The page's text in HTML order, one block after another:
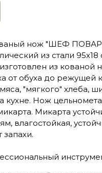
нож "ШЕФ
из стали
из кованой
от обуха до режущей
"мягкого" хлеба,
кухне. Нож
Микарта
влагостойкая,
запахи.